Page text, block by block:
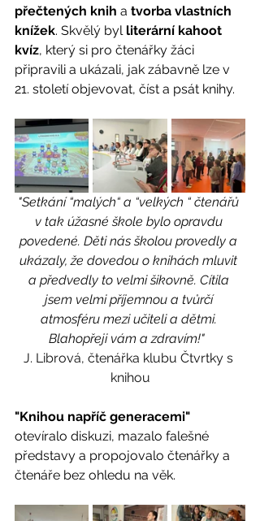
přečtených knih a tvorba vlastních
knížek. Skvělý byl literární kahoot
kvíz, který si pro čtenářky žáci
připravili a ukázali, jak zábavně lze v
21. století objevovat, číst a psát knihy.
"Setkání “malých“ a “velkých “ čtenářů
v tak úžasné škole bylo opravdu
povedené. Děti nás školou provedly a
ukázaly, že dovedou o knihách mluvit
a předvedly to velmi šikovně. Cítila
jsem velmi příjemnou a tvůrčí
atmosféru mezi učiteli a dětmi.
Blahopřeji vám a zdravím!"
J. Librová, čtenářka klubu Čtvrtky s
knihou
"Knihou napříč generacemi"
otevíralo diskuzi, mazalo falešné
představy a propojovalo čtenářky a
čtenáře bez ohledu na věk.